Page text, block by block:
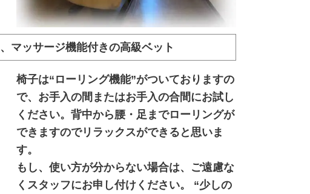
マッサージ機能付きの高級ベット
椅子は“ローリング機能”がついておりますの
で、お手入の間またはお手入の合間にお試し
ください。背中から腰・足までローリングが
できますのでリラックスができると思いま
す。
もし、使い方が分からない場合は、ご遠慮な
くスタッフにお申し付けください。
“少しの